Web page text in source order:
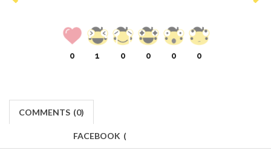
0 1 0 0 0 0
COMMENTS (0)
FACEBOOK (